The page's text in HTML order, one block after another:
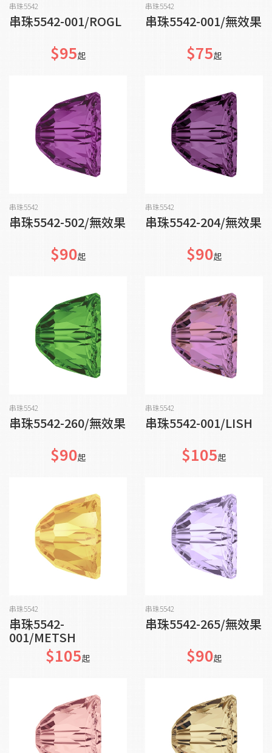
串珠5542
串珠5542-001/ROGL
$95起
串珠5542
串珠5542-001/無效果
$75起
串珠5542
串珠5542-502/無效果
$90起
串珠5542
串珠5542-204/無效果
$90起
串珠5542
串珠5542-260/無效果
$90起
串珠5542
串珠5542-001/LISH
$105起
串珠5542
串珠5542-
001/METSH
$105起
串珠5542
串珠5542-265/無效果
$90起